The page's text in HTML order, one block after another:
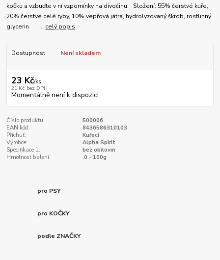
kočku a vzbuďte v ní vzpomínky na divočinu. Složení: 55% čerstvé kuře,
20% čerstvé celé ryby, 10% vepřová játra, hydrolyzovaný škrob, rostlinný
glycerin ... celý popis
Dostupnost Není skladem
23 Kč/ks
21 Kč bez DPH
Momentálně není k dispozici
Číslo produktu:
500006
EAN kód:
8436586310103
Příchuť:
Kuřecí
Výrobce:
Alpha Spirit
Specifikace 1:
bez obilovin
Hmotnost balení:
.0 - 100g
pro PSY
pro KOČKY
podle ZNAČKY